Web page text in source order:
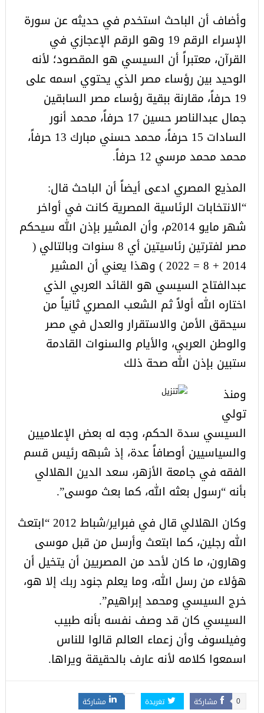
وأضاف أن الباحث استخدم في حديثه عن سورة
الإسراء الرقم 19 وهو الرقم الإعجازي في
القرآن، معتبراً أن السيسي هو المقصود؛ لأنه
الوحيد بين رؤساء مصر الذي يحتوي اسمه على
19 حرفاً، مقارنة ببقية رؤساء مصر السابقين
جمال عبدالناصر حسين 17 حرفاً، محمد أنور
السادات 15 حرفاً، محمد حسني مبارك 13 حرفاً،
محمد محمد مرسي 12 حرفاً.
المذيع المصري ادعى أيضاً أن الباحث قال:
“الانتخابات الرئاسية المصرية كانت في أواخر
شهر مايو 2014م، وأن المشير بإذن الله سيحكم
مصر لفترتين رئاسيتين أي 8 سنوات وبالتالي (
2014 + 8 = 2022 ) وهذا يعني أن المشير
عبدالفتاح السيسي هو القائد العربي الذي
اختاره الله أولاً ثم الشعب المصري ثانياً من
سيحقق الأمن والاستقرار والعدل في مصر
والوطن العربي، والأيام والسنوات القادمة
ستبين بإذن الله صحة ذلك
ومنذ
تولي
السيسي سدة الحكم، وجه له بعض الإعلاميين
والسياسيين أوصافاً عدة، إذ شبهه رئيس قسم
الفقه في جامعة الأزهر، سعد الدين الهلالي
بأنه “رسول بعثه الله، كما بعث موسى”.
وكان الهلالي قال في فبراير/شباط 2012 “ابتعث
الله رجلين، كما ابتعث وأرسل من قبل موسى
وهارون، ما كان لأحد من المصريين أن يتخيل أن
هؤلاء من رسل الله، وما يعلم جنود ربك إلا هو،
خرج السيسي ومحمد إبراهيم”.
السيسي كان قد وصف نفسه بأنه طبيب
وفيلسوف وأن زعماء العالم قالوا للناس
اسمعوا كلامه لأنه عارف بالحقيقة ويراها.
مشاركة 0 تغريدة مشاركة